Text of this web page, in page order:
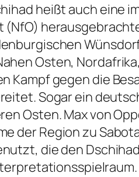
heißt auch eine
(NfO)
Osten,
Kampf gegen die
Sogar ein
Osten. Max von
der Region zu
die den